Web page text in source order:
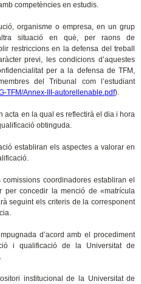
competències en estudis.
organisme o empresa, en un grup
situació en què, per raons de
restriccions en la defensa del treball
previ, les condicions d’aquestes
per a la defensa de TFM,
del Tribunal com l’estudiant
TFM/Annex-III-autorellenable.pdf).
acta en la qual es reflectirà el dia i hora
obtinguda.
establiran els aspectes a valorar en
coordinadores establiran el
per concedir la menció de «matrícula
seguint els criteris de la corresponent
d’acord amb el procediment
i qualificació de la Universitat de
institucional de la Universitat de